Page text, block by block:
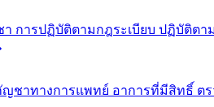
า การปฏิบัติตามกฎระเบียบ ปฏิบัติตา
ชาทางการแพทย์ อาการที่มีสิทธิ์ ต